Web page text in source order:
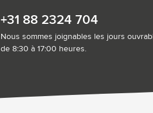
+31 88 2324 704
Nous sommes joignables les jours
de 8:30 à 17:00 heures.